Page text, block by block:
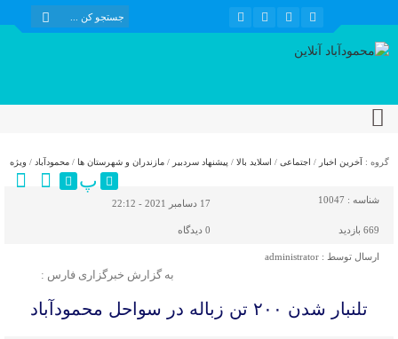
گروه : آخرین اخبار / اجتماعی / اسلاید بالا / پیشنهاد سردبیر / مازندران و شهرستان ها / محمودآباد / ویژه
پ
شناسه : 10047 17 دسامبر 2021 - 22:12
669 بازدید 0 دیدگاه
ارسال توسط : administrator
به گزارش خبرگزاری فارس :
تلنبار شدن ۲۰۰ تن زباله در سواحل محمودآباد